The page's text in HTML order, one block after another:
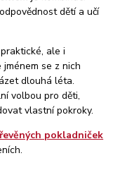
dětí a učí
ale i
se z nich
dlouhá léta.
volbou pro děti,
vlastní pokroky.
pokladniček